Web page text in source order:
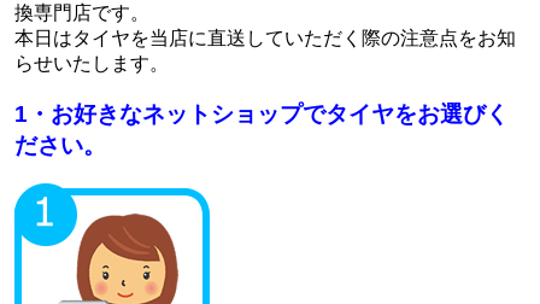
換専門店です。
本日はタイヤを当店に直送していただく際の注意点をお知
らせいたします。
1・お好きなネットショップでタイヤをお選びく
ださい。